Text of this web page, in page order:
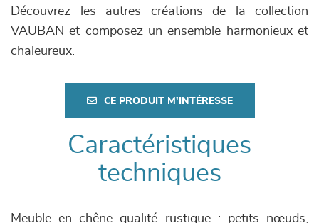
Découvrez les autres créations de la collection
VAUBAN et composez un ensemble harmonieux et
chaleureux.
CE PRODUIT M'INTÉRESSE
Caractéristiques
techniques
Meuble en chêne qualité rustique : petits nœuds,